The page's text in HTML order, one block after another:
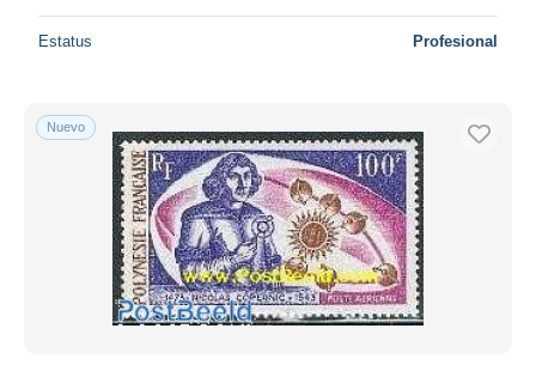
Estatus Profesional
Nuevo